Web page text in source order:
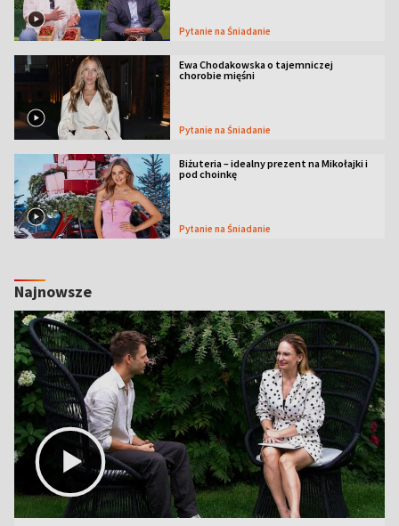
Pytanie na Śniadanie
Ewa Chodakowska o tajemniczej
chorobie mięśni
Pytanie na Śniadanie
Biżuteria – idealny prezent na Mikołajki i
pod choinkę
Pytanie na Śniadanie
Najnowsze